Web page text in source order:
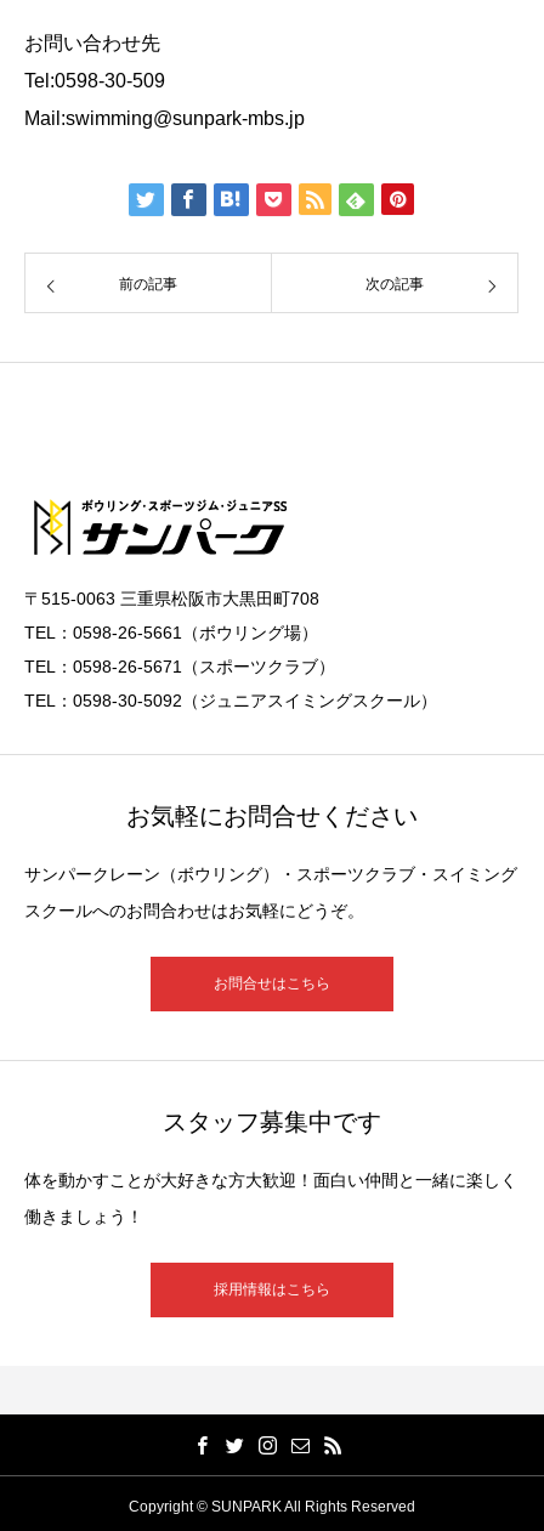
お問い合わせ先
Tel:0598-30-509
Mail:swimming@sunpark-mbs.jp
前の記事 次の記事
〒515-0063 三重県松阪市大黒田町708
TEL：0598-26-5661（ボウリング場）
TEL：0598-26-5671（スポーツクラブ）
TEL：0598-30-5092（ジュニアスイミングスクール）
お気軽にお問合せください
サンパークレーン（ボウリング）・スポーツクラブ・スイミング
スクールへのお問合わせはお気軽にどうぞ。
お問合せはこちら
スタッフ募集中です
体を動かすことが大好きな方大歓迎！面白い仲間と一緒に楽しく
働きましょう！
採用情報はこちら
Copyright © SUNPARK All Rights Reserved